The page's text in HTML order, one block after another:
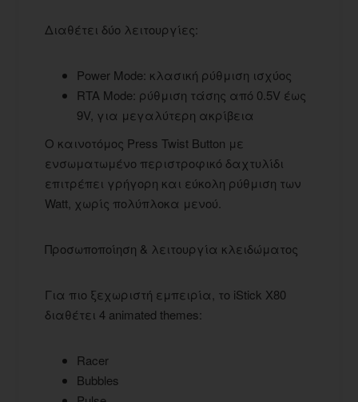
Διαθέτει δύο λειτουργίες:
Power Mode: κλασική ρύθμιση ισχύος
RTA Mode: ρύθμιση τάσης από 0.5V έως
9V, για μεγαλύτερη ακρίβεια
Ο καινοτόμος Press Twist Button με
ενσωματωμένο περιστροφικό δαχτυλίδι
επιτρέπει γρήγορη και εύκολη ρύθμιση των
Watt, χωρίς πολύπλοκα μενού.
Προσωποποίηση & λειτουργία κλειδώματος
Για πιο ξεχωριστή εμπειρία, το iStick X80
διαθέτει 4 animated themes:
Racer
Bubbles